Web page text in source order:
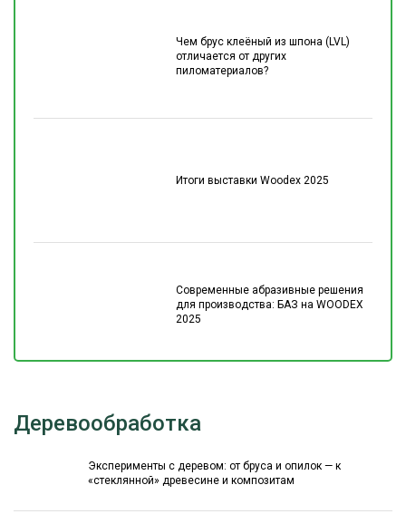
Чем брус клеёный из шпона (LVL)
отличается от других
пиломатериалов?
Итоги выставки Woodex 2025
Современные абразивные решения
для производства: БАЗ на WOODEX
2025
Деревообработка
Эксперименты с деревом: от бруса и опилок — к
«стеклянной» древесине и композитам